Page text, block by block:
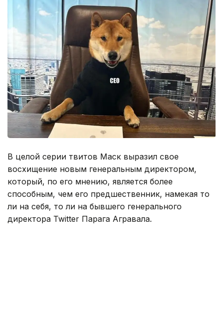
В целой серии твитов Маск выразил свое
восхищение новым генеральным директором,
который, по его мнению, является более
способным, чем его предшественник, намекая то
ли на себя, то ли на бывшего генерального
директора Twitter Парага Агравала.